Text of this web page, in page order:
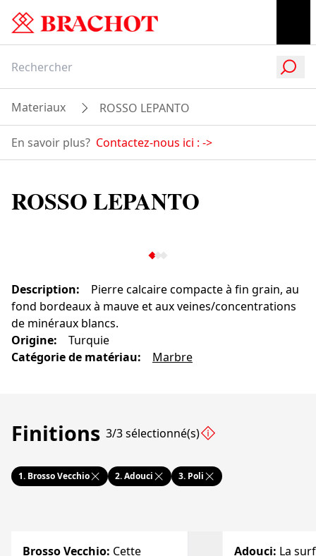
Materiaux ROSSO LEPANTO
En savoir plus? Contactez-nous ici : ->
ROSSO LEPANTO
Description:
Pierre calcaire compacte à fin grain, au
fond bordeaux à mauve et aux veines/concentrations
de minéraux blancs.
Origine:
Turquie
Catégorie de matériau: Marbre
Finitions 3/3 sélectionné(s)
1. Brosso Vecchio 2.Adouci 3. Poli
Brosso Vecchio: Cette
Adouci: La